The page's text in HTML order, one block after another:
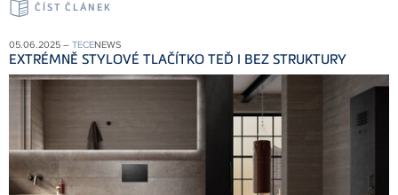
ČÍST ČLÁNEK
05.06.2025 – TECENEWS
EXTRÉMNĚ STYLOVÉ TLAČÍTKO TEĎ I BEZ STRUKTURY